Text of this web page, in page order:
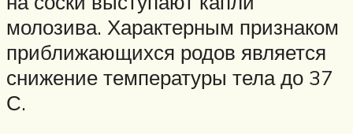
молозива. Характерным признаком
приближающихся родов является
снижение температуры тела до 37
С.